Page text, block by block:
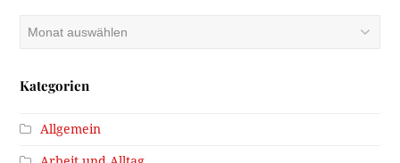
Kategorien
Allgemein